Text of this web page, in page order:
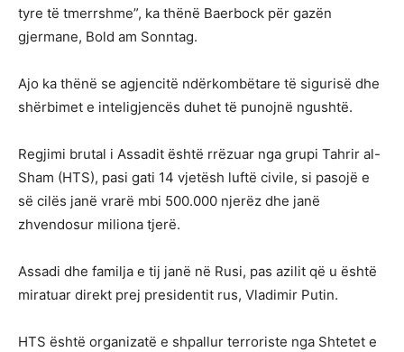
tyre të tmerrshme”, ka thënë Baerbock për gazën
gjermane, Bold am Sonntag.
Ajo ka thënë se agjencitë ndërkombëtare të sigurisë dhe
shërbimet e inteligjencës duhet të punojnë ngushtë.
Regjimi brutal i Assadit është rrëzuar nga grupi Tahrir al-
Sham (HTS), pasi gati 14 vjetësh luftë civile, si pasojë e
së cilës janë vrarë mbi 500.000 njerëz dhe janë
zhvendosur miliona tjerë.
Assadi dhe familja e tij janë në Rusi, pas azilit që u është
miratuar direkt prej presidentit rus, Vladimir Putin.
HTS është organizatë e shpallur terroriste nga Shtetet e